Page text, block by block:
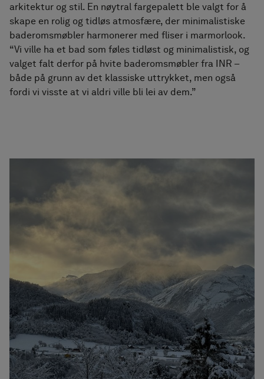
arkitektur og stil. En nøytral fargepalett ble valgt for å
skape en rolig og tidløs atmosfære, der minimalistiske
baderomsmøbler harmonerer med fliser i marmorlook.
“Vi ville ha et bad som føles tidløst og minimalistisk, og
valget falt derfor på hvite baderomsmøbler fra INR –
både på grunn av det klassiske uttrykket, men også
fordi vi visste at vi aldri ville bli lei av dem.”